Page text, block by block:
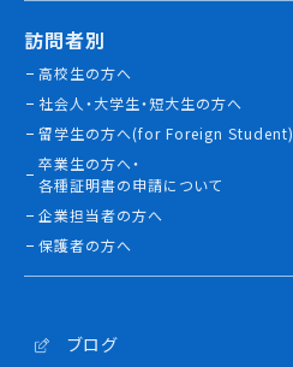
訪問者別
高校生の方へ
社会人・大学生・短大生の方へ
留学生の方へ(for Foreign Student)
卒業生の方へ・
各種証明書の申請について
企業担当者の方へ
保護者の方へ
ブログ